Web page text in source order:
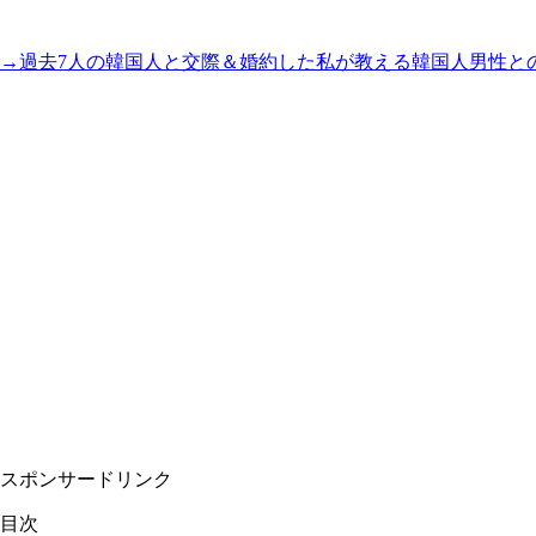
→過去7人の韓国人と交際＆婚約した私が教える韓国人男性と
スポンサードリンク
目次